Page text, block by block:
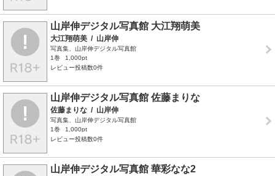
山岸伸デジタル写真館 大江翔萌美
大江翔萌美 / 山岸伸
写真集、山岸伸デジタル写真館
1巻
1,000pt
レビュー投稿数0件
山岸伸デジタル写真館 佐藤まりな
佐藤まりな / 山岸伸
写真集、山岸伸デジタル写真館
1巻
1,000pt
レビュー投稿数0件
山岸伸デジタル写真館 華彩なな2